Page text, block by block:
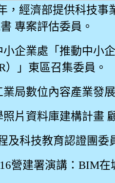
，經濟部提供科技事
專案評估委員。
小企業處「推動中小
）」東區召集委員。
業局數位內容產業發
照片資料庫建構計畫
及科技教育認證團委
營建署演講：BIM在